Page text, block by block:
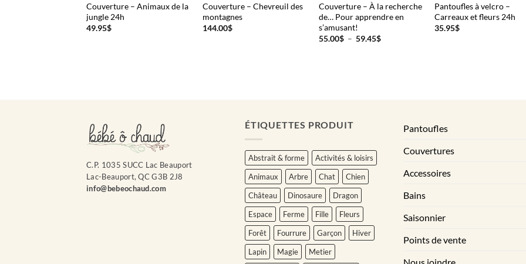
Couverture – Animaux de la
jungle 24h
49.95$
Couverture – Chevreuil des
montagnes
144.00$
Couverture – À la recherche
de… Pour apprendre en
s’amusant!
55.00$ – 59.45$Plage
Pantoufles à velcro –
Carreaux et fleurs 24h
35.95$
C.P. 1035 SUCC Lac Beauport
Lac-Beauport, QC G3B 2J8
info@bebeochaud.com
ÉTIQUETTES PRODUIT
Abstrait & forme
Activités & loisirs
Animaux
Arbre Chat
Chien
Château
Dinosaure
Dragon
Espace
Ferme Fille
Fleurs
Forêt
Fourrure Garçon
Hiver
Lapin
Magie Metier
Pantoufles
Couvertures
Accessoires
Bains
Saisonnier
Points de vente